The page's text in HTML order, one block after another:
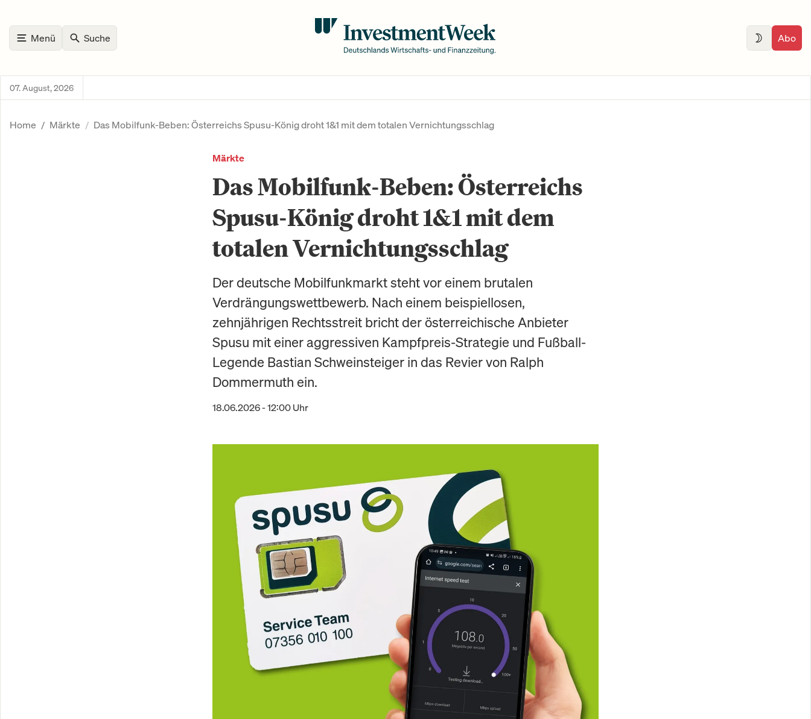
Menü Suche Abo
07. August, 2026
Home Märkte Das Mobilfunk-Beben: Österreichs Spusu-König droht 1&1 mit dem totalen Vernichtungsschlag
Märkte
Das Mobilfunk-Beben: Österreichs
Spusu-König droht 1&1 mit dem
totalen Vernichtungsschlag
Der deutsche Mobilfunkmarkt steht vor einem brutalen
Verdrängungswettbewerb. Nach einem beispiellosen,
zehnjährigen Rechtsstreit bricht der österreichische Anbieter
Spusu mit einer aggressiven Kampfpreis-Strategie und Fußball-
Legende Bastian Schweinsteiger in das Revier von Ralph
Dommermuth ein.
18.06.2026 - 12:00 Uhr